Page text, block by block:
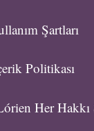
Şartları
Politikası
Her Hakkı